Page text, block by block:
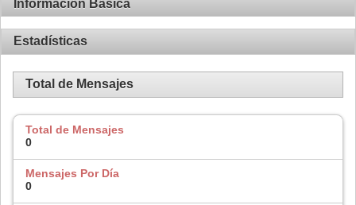
Información Básica
Estadísticas
Total de Mensajes
Total de Mensajes
0
Mensajes Por Día
0